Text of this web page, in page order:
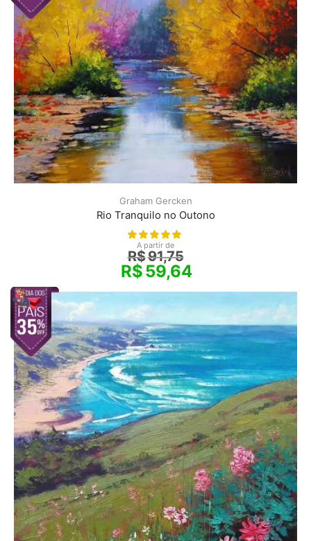
Graham Gercken
Rio Tranquilo no Outono
A partir de
R$91,75
R$59,64